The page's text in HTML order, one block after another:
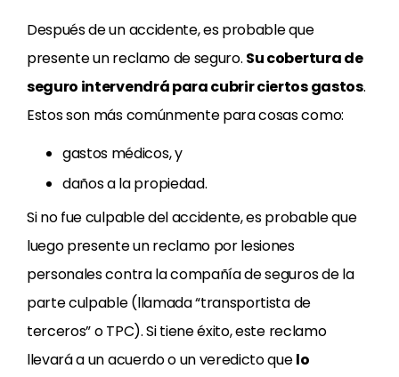
Después de un accidente, es probable que
presente un reclamo de seguro. Su cobertura de
seguro intervendrá para cubrir ciertos gastos.
Estos son más comúnmente para cosas como:
gastos médicos, y
daños a la propiedad.
Si no fue culpable del accidente, es probable que
luego presente un reclamo por lesiones
personales contra la compañía de seguros de la
parte culpable (llamada “transportista de
terceros” o TPC). Si tiene éxito, este reclamo
llevará a un acuerdo o un veredicto quelo